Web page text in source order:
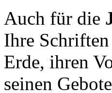
Auch für die
Ihre
Erde, ihren
seinen